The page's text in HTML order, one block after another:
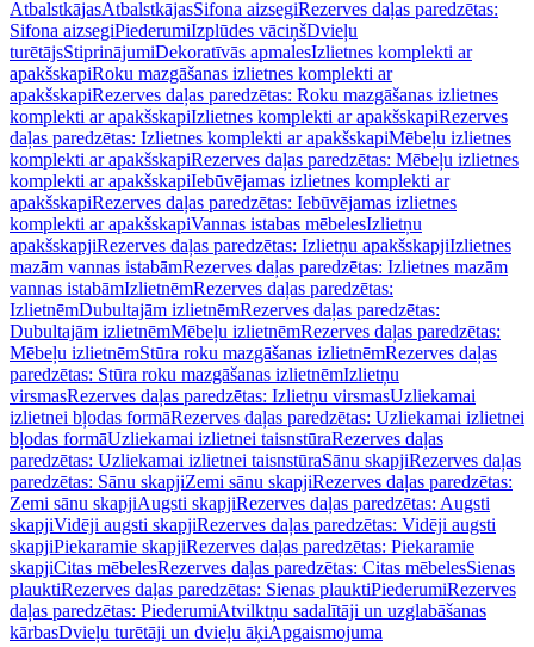
AtbalstkājasAtbalstkājasSifona aizsegiRezerves daļas paredzētas:
Sifona aizsegiPiederumiIzplūdes vāciņšDvieļu
turētājsStiprinājumiDekoratīvās apmalesIzlietnes komplekti ar
apakšskapiRoku mazgāšanas izlietnes komplekti ar
apakšskapiRezerves daļas paredzētas: Roku mazgāšanas izlietnes
komplekti ar apakšskapiIzlietnes komplekti ar apakšskapiRezerves
daļas paredzētas: Izlietnes komplekti ar apakšskapiMēbeļu izlietnes
komplekti ar apakšskapiRezerves daļas paredzētas: Mēbeļu izlietnes
komplekti ar apakšskapiIebūvējamas izlietnes komplekti ar
apakšskapiRezerves daļas paredzētas: Iebūvējamas izlietnes
komplekti ar apakšskapiVannas istabas mēbelesIzlietņu
apakšskapjiRezerves daļas paredzētas: Izlietņu apakšskapjiIzlietnes
mazām vannas istabāmRezerves daļas paredzētas: Izlietnes mazām
vannas istabāmIzlietnēmRezerves daļas paredzētas:
IzlietnēmDubultajām izlietnēmRezerves daļas paredzētas:
Dubultajām izlietnēmMēbeļu izlietnēmRezerves daļas paredzētas:
Mēbeļu izlietnēmStūra roku mazgāšanas izlietnēmRezerves daļas
paredzētas: Stūra roku mazgāšanas izlietnēmIzlietņu
virsmasRezerves daļas paredzētas: Izlietņu virsmasUzliekamai
izlietnei bļodas formāRezerves daļas paredzētas: Uzliekamai izlietnei
bļodas formāUzliekamai izlietnei taisnstūraRezerves daļas
paredzētas: Uzliekamai izlietnei taisnstūraSānu skapjiRezerves daļas
paredzētas: Sānu skapjiZemi sānu skapjiRezerves daļas paredzētas:
Zemi sānu skapjiAugsti skapjiRezerves daļas paredzētas: Augsti
skapjiVidēji augsti skapjiRezerves daļas paredzētas: Vidēji augsti
skapjiPiekaramie skapjiRezerves daļas paredzētas: Piekaramie
skapjiCitas mēbelesRezerves daļas paredzētas: Citas mēbelesSienas
plauktiRezerves daļas paredzētas: Sienas plauktiPiederumiRezerves
daļas paredzētas: PiederumiAtvilktņu sadalītāji un uzglabāšanas
kārbasDvieļu turētāji un dvieļu āķiApgaismojuma